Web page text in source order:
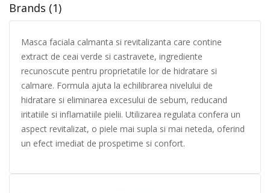
Brands (1)
Masca faciala calmanta si revitalizanta care contine
extract de ceai verde si castravete, ingrediente
recunoscute pentru proprietatile lor de hidratare si
calmare. Formula ajuta la echilibrarea nivelului de
hidratare si eliminarea excesului de sebum, reducand
iritatiile si inflamatiile pielii. Utilizarea regulata confera un
aspect revitalizat, o piele mai supla si mai neteda, oferind
un efect imediat de prospetime si confort.